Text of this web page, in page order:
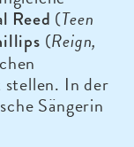
Reed (Teen
(Reign,
stellen. In der
Sängerin